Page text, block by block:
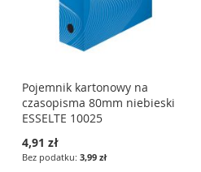
Pojemnik kartonowy na
czasopisma 80mm niebieski
ESSELTE 10025
4,91 zł
3,99 zł